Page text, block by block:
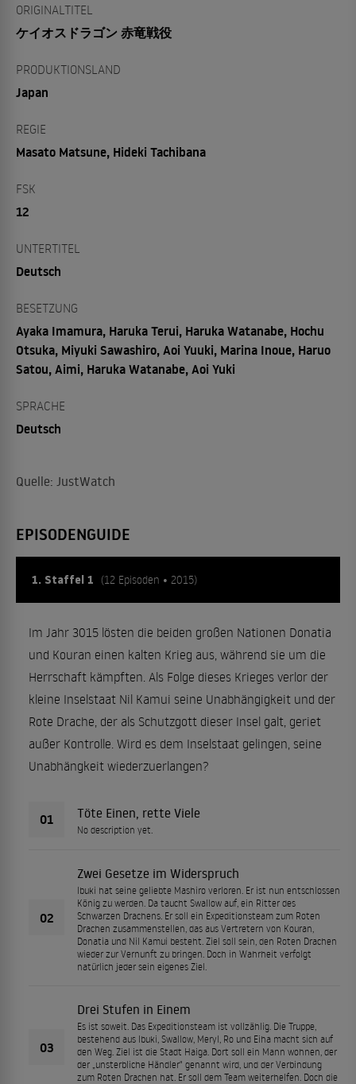
ORIGINALTITEL
ケイオスドラゴン 赤竜戦役
PRODUKTIONSLAND
Japan
REGIE
Masato Matsune, Hideki Tachibana
FSK
12
UNTERTITEL
Deutsch
BESETZUNG
Ayaka Imamura, Haruka Terui, Haruka Watanabe, Hochu
Otsuka, Miyuki Sawashiro, Aoi Yuuki, Marina Inoue, Haruo
Satou, Aimi, Haruka Watanabe, Aoi Yuki
SPRACHE
Deutsch
Quelle: JustWatch
EPISODENGUIDE
1. Staffel 1 (12 Episoden • 2015)
Im Jahr 3015 lösten die beiden großen Nationen Donatia
und Kouran einen kalten Krieg aus, während sie um die
Herrschaft kämpften. Als Folge dieses Krieges verlor der
kleine Inselstaat Nil Kamui seine Unabhängigkeit und der
Rote Drache, der als Schutzgott dieser Insel galt, geriet
außer Kontrolle. Wird es dem Inselstaat gelingen, seine
Unabhängkeit wiederzuerlangen?
01 Töte Einen, rette Viele
No description yet.
02
Zwei Gesetze im Widerspruch
Ibuki hat seine geliebte Mashiro verloren. Er ist nun entschlossen
König zu werden. Da taucht Swallow auf, ein Ritter des
Schwarzen Drachens. Er soll ein Expeditionsteam zum Roten
Drachen zusammenstellen, das aus Vertretern von Kouran,
Donatia und Nil Kamui besteht. Ziel soll sein, den Roten Drachen
wieder zur Vernunft zu bringen. Doch in Wahrheit verfolgt
natürlich jeder sein eigenes Ziel.
03
Drei Stufen in Einem
Es ist soweit. Das Expeditionsteam ist vollzählig. Die Truppe,
bestehend aus Ibuki, Swallow, Meryl, Ro und Eiha macht sich auf
den Weg. Ziel ist die Stadt Haiga. Dort soll ein Mann wohnen, der
der „unsterbliche Händler" genannt wird, und der Verbindung
zum Roten Drachen hat. Er soll dem Team weiterhelfen. Doch die